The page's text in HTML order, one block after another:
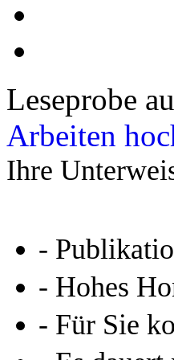
Leseprobe
Arbeiten
Ihre
-
- Hohes
- Für Sie